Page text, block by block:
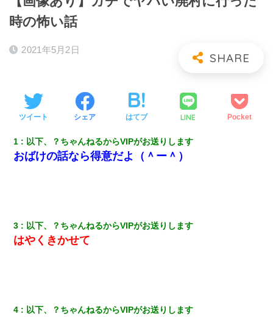
時の怖い話
2021年5月2日
ツイート シェア はてブ LINE Pocket
1 以下、？ちゃんねるからVIPがお送りします
おばけの話なら得意だよ（＾ー＾）
3 以下、？ちゃんねるからVIPがお送りします
はやくきかせて
4 以下、？ちゃんねるからVIPがお送りします